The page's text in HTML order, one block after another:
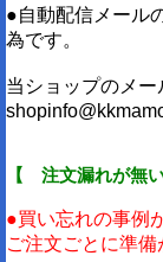
●自動配信メール
為です。
当ショップのメ
【 注文漏れが無
●買い忘れの事例
ご注文ごとに準備